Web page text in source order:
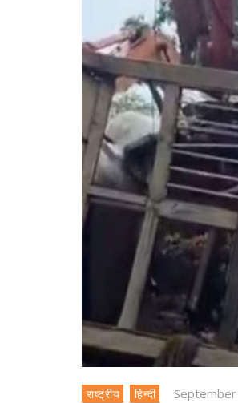
राष्ट्रीय हिन्दी